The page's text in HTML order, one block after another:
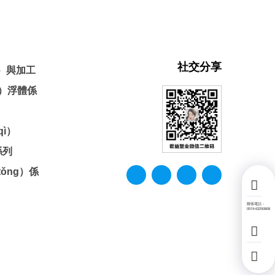
與加工
浮體係
）係
社交分享
聯係電話：
0574-63250808